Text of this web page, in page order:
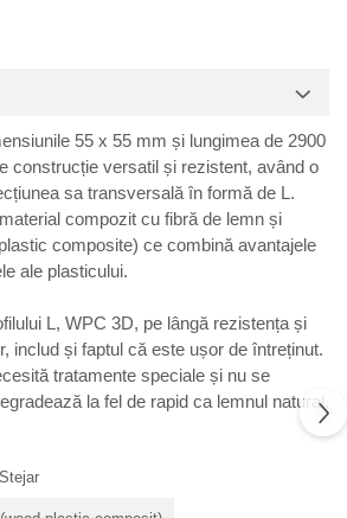
55 x 55 mm și lungimea de 2900
construcție versatil și rezistent, având o
sa transversală în formă de L.
compozit cu fibră de lemn și
composite) ce combină avantajele
ale plasticului.
L, WPC 3D, pe lângă rezistența și
includ și faptul că este ușor de întreținut.
tratamente speciale și nu se
la fel de rapid ca lemnul natural.